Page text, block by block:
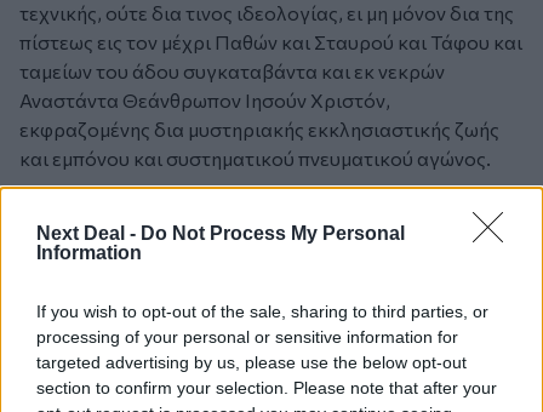
Next Deal - Do Not Process My Personal
Information
If you wish to opt-out of the sale, sharing to third parties, or
processing of your personal or sensitive information for
targeted advertising by us, please use the below opt-out
section to confirm your selection. Please note that after your
τεχνικής, ούτε δια τινος ιδεολογίας, ει μη μόνον δια της
πίστεως εις τον μέχρι Παθών και Σταυρού και Τάφου και
ταμείων του άδου συγκαταβάντα και εκ νεκρών
Αναστάντα Θεάνθρωπον Ιησούν Χριστόν,
εκφραζομένης δια μυστηριακής εκκλησιαστικής ζωής
και εμπόνου και συστηματικού πνευματικού αγώνος.
Η Εκκλησία, ως το Σώμα του Χριστού, ζη αδιαλείπτως
και εις τους αιώνας το θαύμα της Αναστάσεως, και δια
πρακτικής διδασκαλίας της, μας δίδει την δυνατότητα
να μεταλάβωμεν του θαύματος, να μετάσχωμεν της
νίκης κατά του θανάτου, να γίνωμεν τέκνα φωτόμορφα
της Αναστάσεως και αληθώς «θείας κοινωνοί φύσεως» ,